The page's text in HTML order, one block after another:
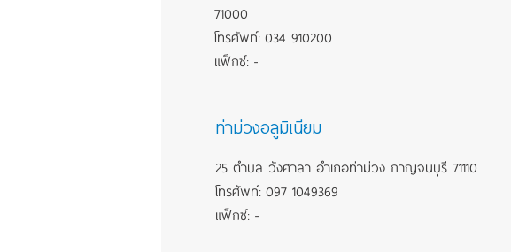
71000
โทรศัพท์: 034 910200
แฟ็กซ์: -
ท่าม่วงอลูมิเนียม
25 ตำบล วังศาลา อำเภอท่าม่วง กาญจนบุรี 71110
โทรศัพท์: 097 1049369
แฟ็กซ์: -